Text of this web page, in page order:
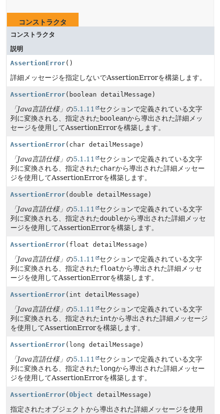
コンストラクタ
コンストラクタ
説明
AssertionError()
詳細メッセージを指定しないでAssertionErrorを構築します。
AssertionError(boolean detailMessage)
「Java言語仕様」 の5.1.11
セクションで定義されている文字
列に変換される、指定された booleanから導出された詳細メッ
セージを使用してAssertionErrorを構築します。
AssertionError(char detailMessage)
「Java言語仕様」 の5.1.11
セクションで定義されている文字
列に変換される、指定されたcharから導出された詳細メッセー
ジを使用してAssertionErrorを構築します。
AssertionError(double detailMessage)
「Java言語仕様」 の5.1.11
セクションで定義されている文字
列に変換される、指定されたdoubleから導出された詳細メッセ
ージを使用してAssertionErrorを構築します。
AssertionError(float detailMessage)
「Java言語仕様」 の5.1.11
セクションで定義されている文字
列に変換される、指定されたfloatから導出された詳細メッセ
ージを使用してAssertionErrorを構築します。
AssertionError(int detailMessage)
「Java言語仕様」 の5.1.11
セクションで定義されている文字
列に変換される、指定されたintから導出された詳細メッセージ
を使用してAssertionErrorを構築します。
AssertionError(long detailMessage)
「Java言語仕様」 の5.1.11
セクションで定義されている文字
列に変換される、指定されたlongから導出された詳細メッセー
ジを使用してAssertionErrorを構築します。
AssertionError( Object detailMessage)
指定されたオブジェクトから導出された詳細メッセージを使用